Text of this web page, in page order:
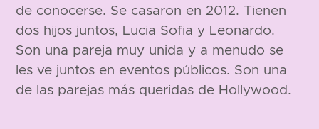
de conocerse. Se casaron en 2012. Tienen
dos hijos juntos, Lucia Sofia y Leonardo.
Son una pareja muy unida y a menudo se
les ve juntos en eventos públicos. Son una
de las parejas más queridas de Hollywood.